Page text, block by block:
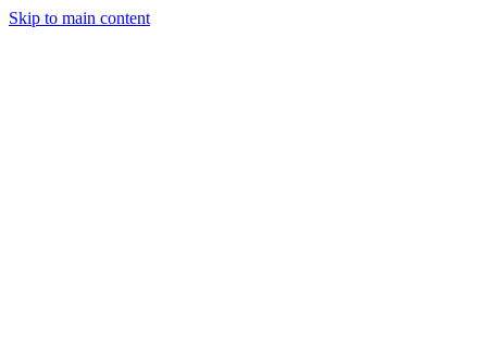
Skip to main content